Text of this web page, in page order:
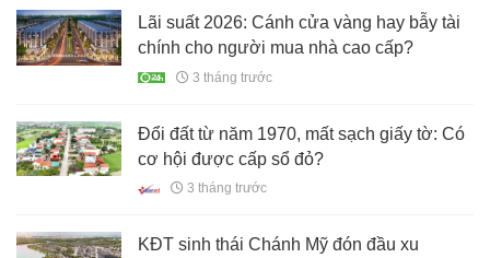
Lãi suất 2026: Cánh cửa vàng hay bẫy tài
chính cho người mua nhà cao cấp?
3 tháng trước
Đổi đất từ năm 1970, mất sạch giấy tờ: Có
cơ hội được cấp sổ đỏ?
3 tháng trước
KĐT sinh thái Chánh Mỹ đón đầu xu